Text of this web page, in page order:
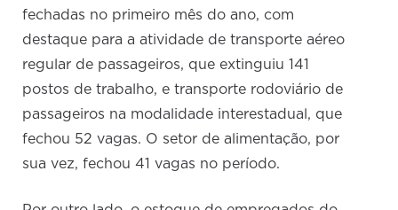
fechadas no primeiro mês do ano, com
destaque para a atividade de transporte aéreo
regular de passageiros, que extinguiu 141
postos de trabalho, e transporte rodoviário de
passageiros na modalidade interestadual, que
fechou 52 vagas. O setor de alimentação, por
sua vez, fechou 41 vagas no período.